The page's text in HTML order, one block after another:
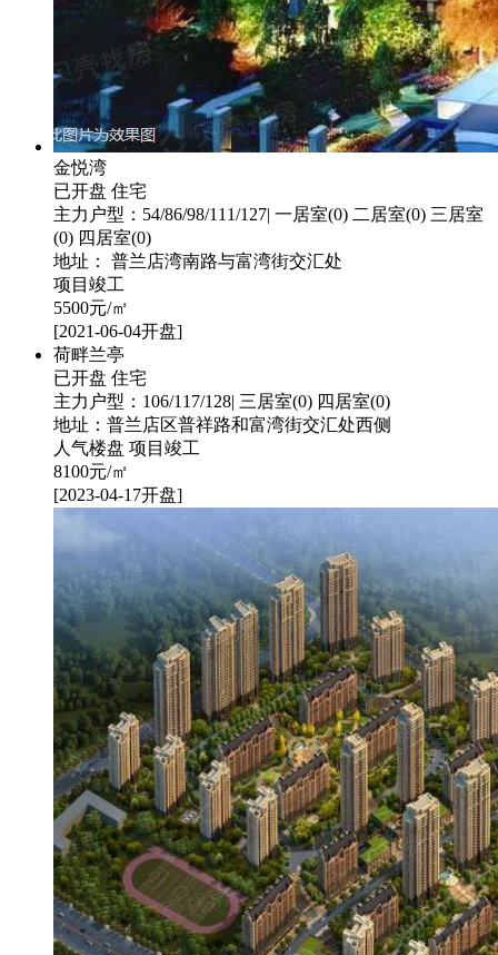
金悦湾
已开盘 住宅
主力户型：54/86/98/111/127| 一居室(0) 二居室(0) 三居室
(0) 四居室(0)
地址： 普兰店湾南路与富湾街交汇处
项目竣工
5500元/㎡
[2021-06-04开盘]
荷畔兰亭
已开盘 住宅
主力户型：106/117/128| 三居室(0) 四居室(0)
地址：普兰店区普祥路和富湾街交汇处西侧
人气楼盘 项目竣工
8100元/㎡
[2023-04-17开盘]